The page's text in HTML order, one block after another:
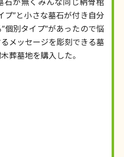
プ”と小さな墓石が付き自分
個別タイプ”があったので悩
メッセージを彫刻できる墓
葬墓地を購入した。